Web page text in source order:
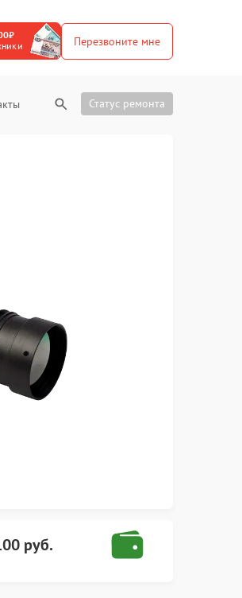
Перезвоните мне
Статус ремонта
руб.